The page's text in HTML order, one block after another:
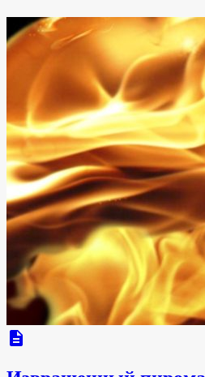
description